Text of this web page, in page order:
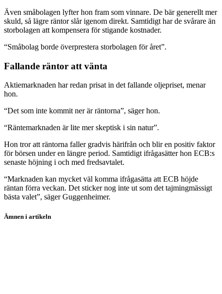
Även småbolagen lyfter hon fram som vinnare. De bär generellt mer
skuld, så lägre räntor slår igenom direkt. Samtidigt har de svårare än
storbolagen att kompensera för stigande kostnader.
“Småbolag borde överprestera storbolagen för året”.
Fallande räntor att vänta
Aktiemarknaden har redan prisat in det fallande oljepriset, menar
hon.
“Det som inte kommit ner är räntorna”, säger hon.
“Räntemarknaden är lite mer skeptisk i sin natur”.
Hon tror att räntorna faller gradvis härifrån och blir en positiv faktor
för börsen under en längre period. Samtidigt ifrågasätter hon ECB:s
senaste höjning i och med fredsavtalet.
“Marknaden kan mycket väl komma ifrågasätta att ECB höjde
räntan förra veckan. Det sticker nog inte ut som det tajmingmässigt
bästa valet”, säger Guggenheimer.
Ämnen i artikeln